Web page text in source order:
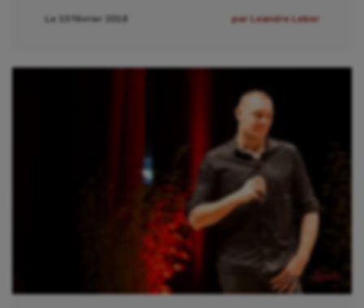
Le 10 février 2016 par Leandre Leber